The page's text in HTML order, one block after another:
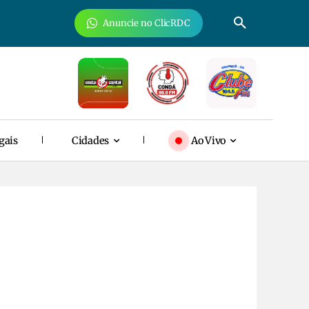
Anuncie no ClicRDC
Cidades Ao Vivo